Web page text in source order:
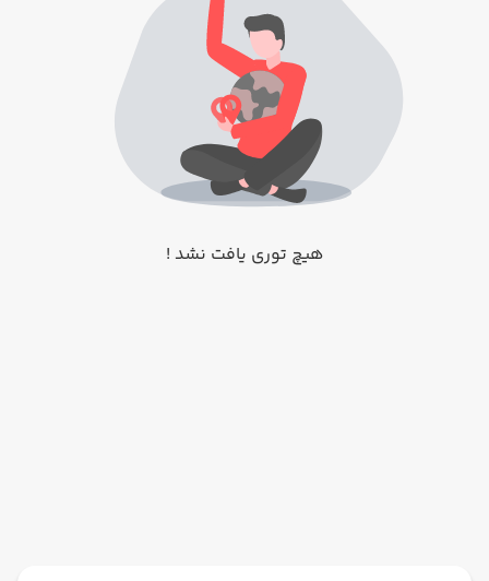
هیچ توری یافت نشد !